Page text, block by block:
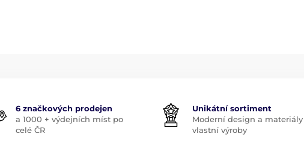
6 značkových prodejen
a 1000 + výdejních míst po
celé ČR
Unikátní sortiment
Moderní design a materiály
vlastní výroby